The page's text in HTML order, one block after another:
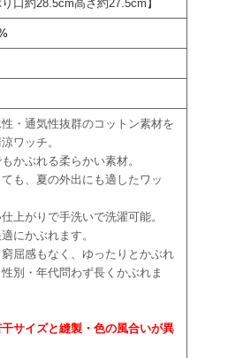
口約28.5cm高さ約27.5cm】
・通気性抜群のコットン素材を
ワッチ。
かぶれる柔らかい素材。
も、夏の外出にも適したワッ
上がりで手洗いで洗濯可能。
にかぶれます。
屈感もなく、ゆったりとかぶれ
別・年代問わず長くかぶれま
サイズと縫製・色の風合いが異